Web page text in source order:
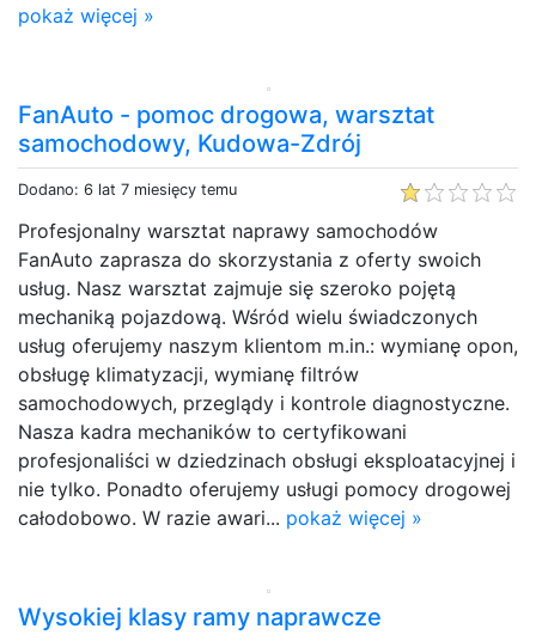
pokaż więcej »
FanAuto - pomoc drogowa, warsztat
samochodowy, Kudowa-Zdrój
Dodano: 6 lat 7 miesięcy temu
Profesjonalny warsztat naprawy samochodów
FanAuto zaprasza do skorzystania z oferty swoich
usług. Nasz warsztat zajmuje się szeroko pojętą
mechaniką pojazdową. Wśród wielu świadczonych
usług oferujemy naszym klientom m.in.: wymianę opon,
obsługę klimatyzacji, wymianę filtrów
samochodowych, przeglądy i kontrole diagnostyczne.
Nasza kadra mechaników to certyfikowani
profesjonaliści w dziedzinach obsługi eksploatacyjnej i
nie tylko. Ponadto oferujemy usługi pomocy drogowej
całodobowo. W razie awari... pokaż więcej »
Wysokiej klasy ramy naprawcze